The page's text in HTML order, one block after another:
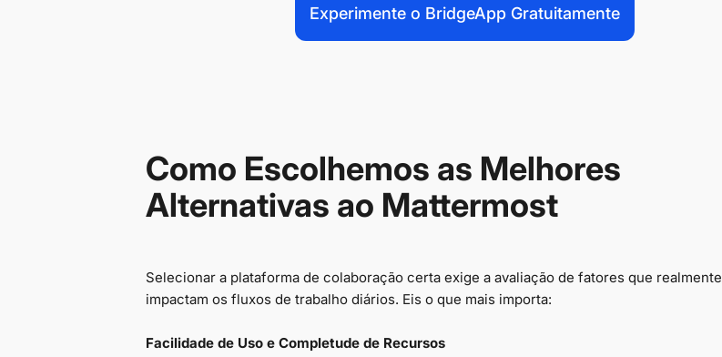
Experimente o BridgeApp Gratuitamente
Como Escolhemos as Melhores
Alternativas ao Mattermost
Selecionar a plataforma de colaboração certa exige a avaliação de fatores que realmente
impactam os fluxos de trabalho diários. Eis o que mais importa:
Facilidade de Uso e Completude de Recursos